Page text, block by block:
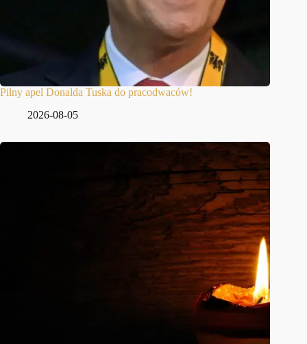
Pilny apel Donalda Tuska do pracodwaców!
2026-08-05